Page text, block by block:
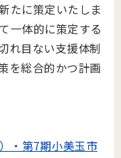
たに策定いたしま
一体的に策定する
れ目ない支援体制
を総合的かつ計画
・第7期小美玉市